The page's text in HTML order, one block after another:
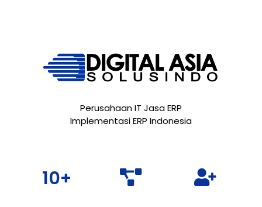
Perusahaan IT Jasa ERP
Implementasi ERP Indonesia
10+  